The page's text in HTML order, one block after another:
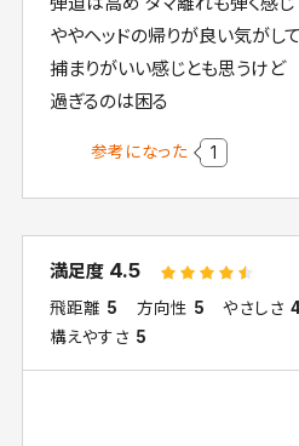
ややヘッドの帰りが良い気がし
捕まりがいい感じとも思うけど
過ぎるのは困る
参考になった 1
満足度 4.5
飛距離 5 方向性 5 やさしさ
構えやすさ 5